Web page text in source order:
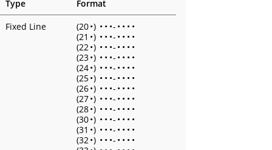
Type
Format
Fixed Line
(20•) • • •- • • • •
(21 •) • • •- • • • •
(22•) • • •- • • • •
(23•) • • •- • • • •
(24•) • • •- • • • •
(25•) • • •- • • • •
(26•) • • •- • • • •
(27•) • • •- • • • •
(28•) • • •- • • • •
(30•) • • •- • • • •
(31 •) • • •- • • • •
(32•) • • •- • • • •